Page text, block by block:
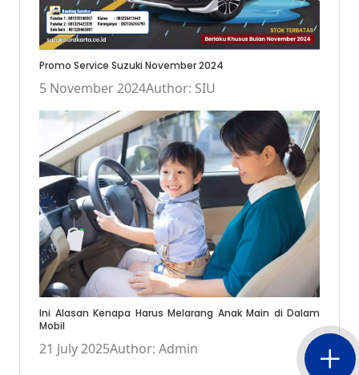
Promo Service Suzuki November 2024
5 November 2024Author: SIU
Ini Alasan Kenapa Harus Melarang Anak Main di Dalam
Mobil
21 July 2025Author: Admin